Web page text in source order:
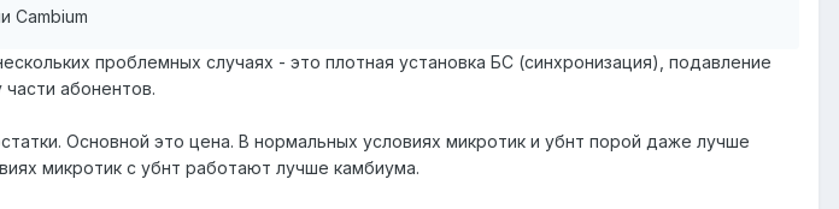
Cambium
проблемных случаях - это плотная установка БС (синхронизация), подавление
абонентов.
Основной это цена. В нормальных условиях микротик и убнт порой даже лучше
микротик с убнт работают лучше камбиума.